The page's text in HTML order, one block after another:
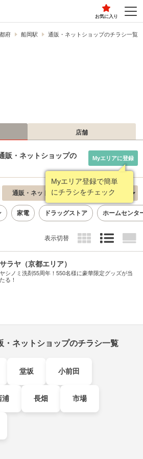
お気に入り
府 船岡駅 通販・ネットショップのチラシ一覧
店舗
販・ネットショップの
Myエリア登録で簡単
にチラシをチェック
Myエリアに登録
通販・ネットショップ 新着順
家電 ドラッグストア ホームセンタ
表示切替
サラヤ（京都エリア）
ヤシノミ洗剤55周年！550名様に豪華限定グッズが当
たる！
・ネットショップのチラシ一覧
堂坂 小前田
浦 長畑 市場